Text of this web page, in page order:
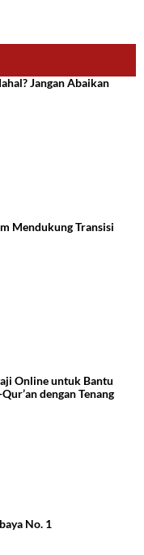
Jangan Abaikan
Mendukung Transisi
Online untuk Bantu
dengan Tenang
No. 1